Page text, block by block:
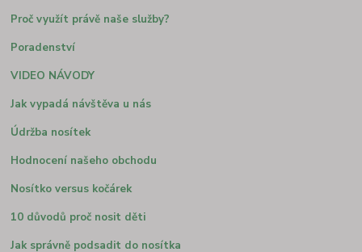
Proč využít právě naše služby?
Poradenství
VIDEO NÁVODY
Jak vypadá návštěva u nás
Údržba nosítek
Hodnocení našeho obchodu
Nosítko versus kočárek
10 důvodů proč nosit děti
Jak správně podsadit do nosítka